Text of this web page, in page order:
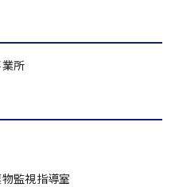
所
監視指導室